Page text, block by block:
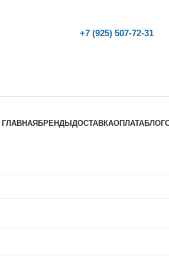
+7 (925) 507-72-31
ГЛАВНАЯБРЕНДЫДОСТАВКАОПЛАТАБЛОГ